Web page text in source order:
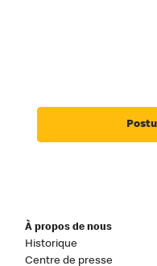
À propos de nous
Historique
Centre de presse